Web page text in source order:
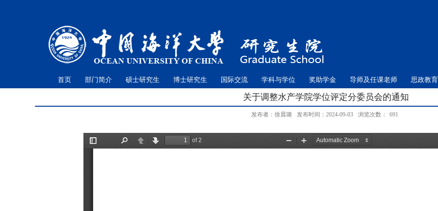
首页 部门简介 硕士研究生 博士研究生 国际交流 学科与学位 奖助学金 导师及任课老师 思政教育
关于调整水产学院学位评定分委员会的通知
发布者：徐晨璐 发布时间：2024-09-03 浏览次数： 691